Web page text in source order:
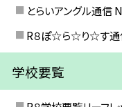
とらいアングル通信
R８ぽ☆ら☆り☆す通
学校要覧